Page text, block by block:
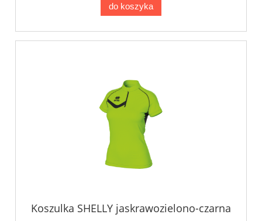
do koszyka
Koszulka SHELLY jaskrawozielono-czarna